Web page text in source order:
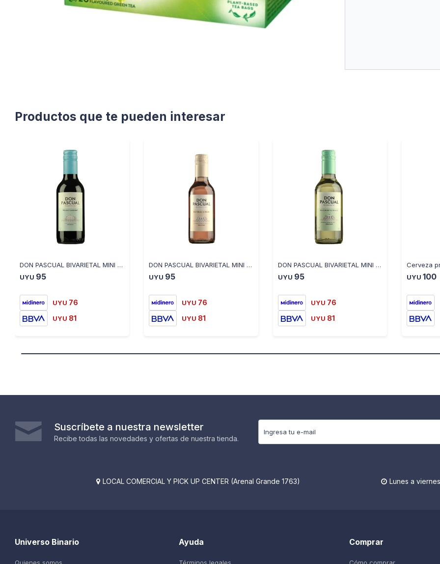
Productos que te pueden interesar
DON PASCUAL BIVARIETAL MINI MALBEC CABERNET 187ML
UYU 95
UYU 76
UYU 81
DON PASCUAL BIVARIETAL MINI BRUT BLANC DE NOIRS 187ML
UYU 95
UYU 76
UYU 81
DON PASCUAL BIVARIETAL MINI BLANC DE BLANCS 187ML
UYU 95
UYU 76
UYU 81
UYU 100
Suscríbete a nuestra newsletter
Recibe todas las novedades y ofertas de nuestra tienda.
 LOCAL COMERCIAL Y PICK UP CENTER (Arenal Grande 1763)  Lunes a
Ayuda
Términos legales
Universo Binario
Quienes somos
Comprar
Cómo comprar